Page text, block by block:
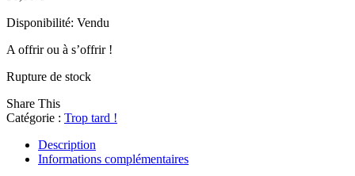
Disponibilité: Vendu
A offrir ou à s’offrir !
Rupture de stock
Share This
Catégorie : Trop tard !
Description
Informations complémentaires